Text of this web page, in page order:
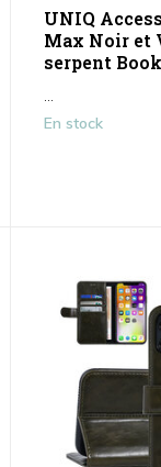
UNIQ
Max Noir et
serpent
En stock